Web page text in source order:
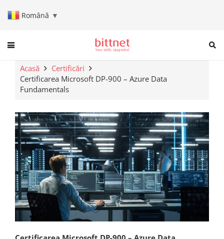
Română ▼
When autocomplete results
Acasă
Certificări
Certificarea Microsoft DP-900 – Azure Data
Fundamentals